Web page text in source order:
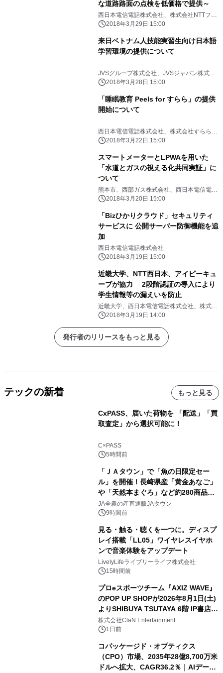
な道路路面の点検を低価格で提供～
西日本電信電話株式会社、株式会社NTTフィ
ールドテクノ
2018年3月29日 15:00
来日ベトナム人技能実習生向け日本語
学習環境の提供について
JVSグループ株式会社、JVSジャパン株式会
社、西日本電信電話株式会社
2018年3月28日 15:00
「睡眠教育 Peels for すらら」の提供
開始について
西日本電信電話株式会社、株式会社すららネ
ット2018年3月22日 15:00
スマートメーターとLPWAを用いた
「水道とガスの視える化共同実証」に
ついて
熊本市、西部ガス株式会社、西日本電信電話
株式会社
2018年3月20日 15:00
「Bizひかりクラウド」セキュリティ
サービスに 公開サーバー防御機能を追
加
西日本電信電話株式会社
2018年3月19日 15:00
近畿大学、NTT西日本、アイピーキュ
ーブが協力 2段階認証の導入により
学生情報等の漏えいを防止
近畿大学、西日本電信電話株式会社、株式会
社アイピーキューブ
2018年3月19日 14:00
発行者のリリースをもっと見る
テックの新着 もっと見る
CxPASS、届いた荷物を 「配送」「買
取査定」から選択可能に！
C×PASS
5時間前
「ＪＡタウン」で「魚の日限定セー
ル」を開催！長崎県産「黄金あなご」
や「天然本まぐろ」など約280商品を
販売！～毎月１０日の定例企画～
JA全農の産直通販JAタウン
9時間前
見る・触る・聴くを一つに。ディスプ
レイ搭載「LL05」ワイヤレスイヤホ
ンで音楽体験をアップデート
LivelyLifeライブリーライフ株式会社
15時間前
プロeスポーツチーム『AXIZ WAVE』
のPOP UP SHOPが2026年8月1日(土)
よりSHIBUYA TSUTAYA 6階 IP書店で
開催決定！！
株式会社ClaN Entertainment
1日前
コパッケージド・オプティクス
（CPO）市場、2035年28億8,700万米
ドルへ拡大、CAGR36.2％｜AIデータ